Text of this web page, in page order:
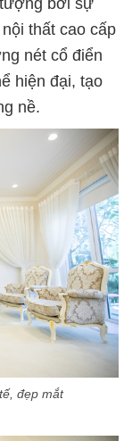
thất cao cấp
nét cổ điển
hiện đại, tạo
nề.
đẹp mắt